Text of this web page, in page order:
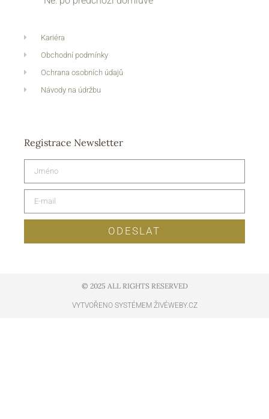
Kariéra
Obchodní podmínky
Ochrana osobních údajů
Návody na údržbu
Registrace Newsletter
ODESLAT
© 2025 ALL RIGHTS RESERVED​
VYTVOŘENO SYSTÉMEM ŽIVÉWEBY.CZ